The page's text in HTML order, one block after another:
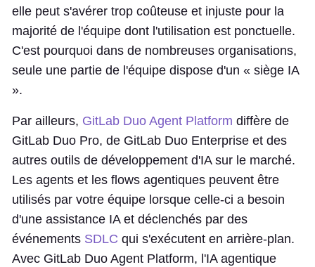
elle peut s'avérer trop coûteuse et injuste pour la
majorité de l'équipe dont l'utilisation est ponctuelle.
C'est pourquoi dans de nombreuses organisations,
seule une partie de l'équipe dispose d'un « siège IA
».
Par ailleurs, GitLab Duo Agent Platform diffère de
GitLab Duo Pro, de GitLab Duo Enterprise et des
autres outils de développement d'IA sur le marché.
Les agents et les flows agentiques peuvent être
utilisés par votre équipe lorsque celle-ci a besoin
d'une assistance IA et déclenchés par des
événements SDLC qui s'exécutent en arrière-plan.
Avec GitLab Duo Agent Platform, l'IA agentique